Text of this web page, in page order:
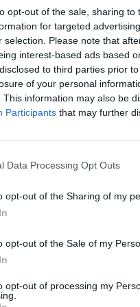
opt-out of the sale, sharing
for targeted
selection. Please note that
interest-based ads based
to third parties prior
of your personal
This information may also be
Participants that may further
Data Processing Opt Outs
opt-out of the Sharing of my
opt-out of the Sale of my
opt-out of processing my
V N P F S V N P
18 6 2 52 17 8 3 2
11 10 5 33 20 7 6 0
11 9 6 44 36 8 3 2
11 9 6 38 33 7 5 1
10
10 8 8 28 23 6 4 3
9 10 7 33 30 5 7 2